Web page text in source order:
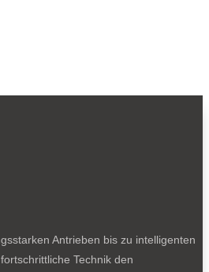
Antrieben bis zu intelligenten
Technik den